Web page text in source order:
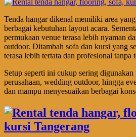
Tenda hangar dikenal memiliki area
berbagai kebutuhan layout acara.
permukaan venue terasa lebih nyaman
outdoor. Ditambah sofa dan kursi yang
terasa lebih tertata dan profesional tanpa
Setup seperti ini cukup sering
perusahaan, wedding outdoor, hingga
dan mampu menyesuaikan berbagai